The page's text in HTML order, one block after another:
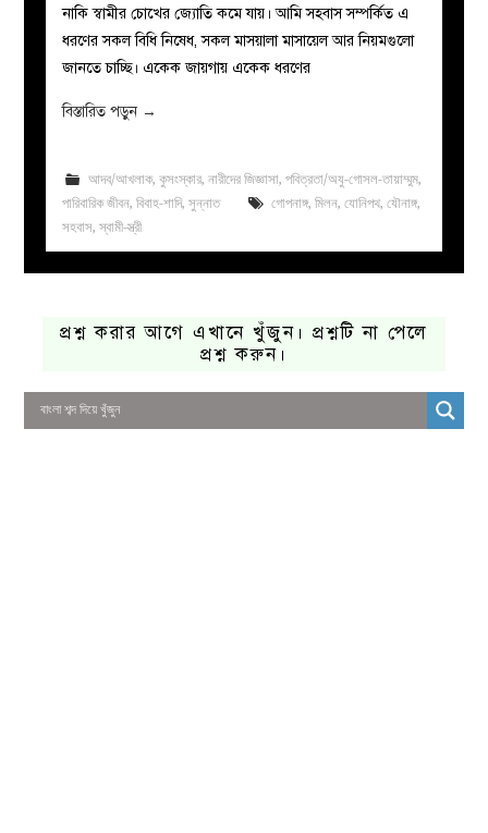
নাকি স্বামীর চোখের জ্যোতি কমে যায়। আমি সহবাস সম্পর্কিত এ
ধরণের সকল বিধি নিষেধ, সকল মাসয়ালা মাসায়েল আর নিয়মগুলো
জানতে চাচ্ছি। একেক জায়গায় একেক ধরণের
বিস্তারিত পড়ুন →
আদব/আখলাক, কুসংস্কার, নারীদের জিজ্ঞাসা, পবিত্রতা/অযু-গোসল-তায়াম্মুম,
পারিবারিক জীবন,বিবাহ-শাদি,সুন্নাত গোপনাঙ্গ, মিলন, যোনিপথ, যৌনাঙ্গ,
সহবাস,স্বামী-স্ত্রী
প্রশ্ন করার আগে এখানে খুঁজুন। প্রশ্নটি না পেলে
প্রশ্ন করুন।